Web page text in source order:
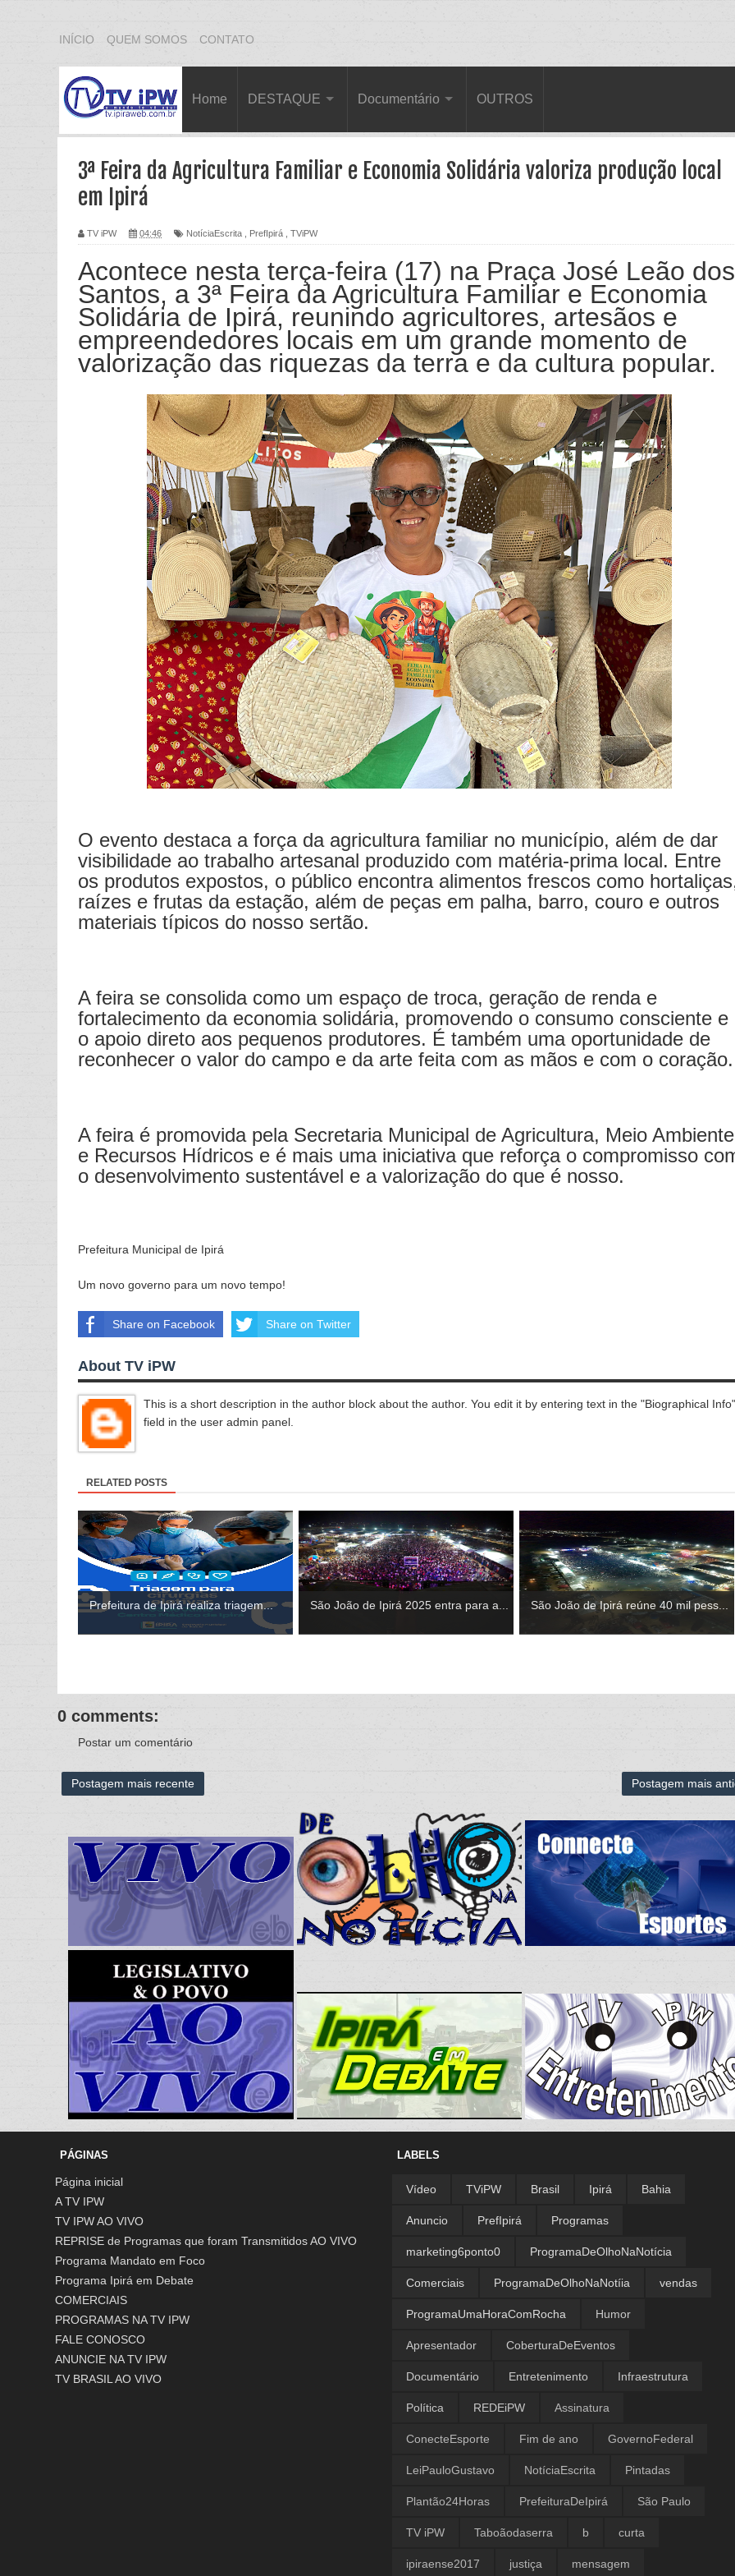
INÍCIO QUEM SOMOS CONTATO
Home DESTAQUE Documentário OUTROS
3ª Feira da Agricultura Familiar e Economia Solidária valoriza produção local
em Ipirá
TV iPW 04:46 NotíciaEscrita PrefIpirá TViPW
Acontece nesta terça-feira (17) na Praça José Leão dos
Santos, a 3ª Feira da Agricultura Familiar e Economia
Solidária de Ipirá, reunindo agricultores, artesãos e
empreendedores locais em um grande momento de
valorização das riquezas da terra e da cultura popular.
O evento destaca a força da agricultura familiar no município, além de dar
visibilidade ao trabalho artesanal produzido com matéria-prima local. Entre
os produtos expostos, o público encontra alimentos frescos como
raízes e frutas da estação, além de peças em palha, barro, couro e outros
materiais típicos do nosso sertão.
A feira se consolida como um espaço de troca, geração de renda e
fortalecimento da economia solidária, promovendo o consumo consciente e
o apoio direto aos pequenos produtores. É também uma oportunidade de
reconhecer o valor do campo e da arte feita com as mãos e com o coração.
A feira é promovida pela Secretaria Municipal de Agricultura, Meio Ambiente
e Recursos Hídricos e é mais uma iniciativa que reforça o compromisso
o desenvolvimento sustentável e a valorização do que é nosso.
Prefeitura Municipal de Ipirá
Um novo governo para um novo tempo!
Share on Facebook Share on Twitter
About TV iPW
This is a short description in the author block about the author. You edit it by entering text in the "Biographical Info"
field in the user admin panel.
RELATED POSTS
Prefeitura de Ipirá realiza triagem... São João de Ipirá 2025 entra para a... São João de Ipirá reúne 40 mil pess...
0 comments:
Postar um comentário
Postagem mais recente Postagem mais
PÁGINAS
Página inicial
A TV IPW
TV IPW AO VIVO
REPRISE de Programas que foram Transmitidos AO VIVO
Programa Mandato em Foco
Programa Ipirá em Debate
COMERCIAIS
PROGRAMAS NA TV IPW
FALE CONOSCO
ANUNCIE NA TV IPW
TV BRASIL AO VIVO
LABELS
Vídeo TViPW Brasil Ipirá Bahia
Anuncio PrefIpirá Programas
marketing6ponto0 ProgramaDeOlhoNaNotícia
Comerciais ProgramaDeOlhoNaNotíia vendas
ProgramaUmaHoraComRocha Humor
Apresentador CoberturaDeEventos
Documentário Entretenimento Infraestrutura
Política REDEiPW Assinatura
ConecteEsporte Fim de ano GovernoFederal
LeiPauloGustavo NotíciaEscrita Pintadas
Plantão24Horas PrefeituraDeIpirá São Paulo
TV iPW Taboãodaserra b curta
ipiraense2017 justiça mensagem